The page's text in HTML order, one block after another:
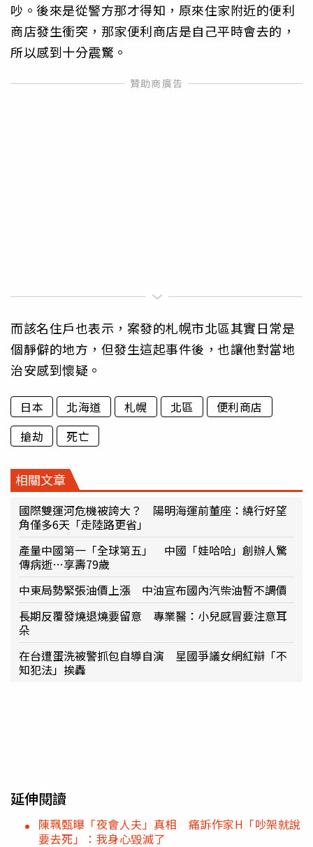
吵。後來是從警方那才得知，原來住家附近的便利
商店發生衝突，那家便利商店是自己平時會去的，
所以感到十分震驚。
而該名住戶也表示，案發的札幌市北區其實日常是
個靜僻的地方，但發生這起事件後，也讓他對當地
治安感到懷疑。
日本 北海道 札幌 北區
便利商店
搶劫
死亡
相關文章
國際雙運河危機被誇大？ 陽明海運前董座：繞行好望
角僅多6天「走陸路更省」
產量中國第一「全球第五」 中國「娃哈哈」創辦人驚
傳病逝…享壽79歲
中東局勢緊張油價上漲 中油宣布國內汽柴油暫不調價
長期反覆發燒退燒要留意 專業醫：小兒感冒要注意耳
朵
在台遭蛋洗被警抓包自導自演 星國爭議女網紅辯「不
知犯法」挨轟
延伸閱讀
陳珮甄曝「夜會人夫」真相 痛訴作家H「吵架就說
要去死」：我身心毀滅了